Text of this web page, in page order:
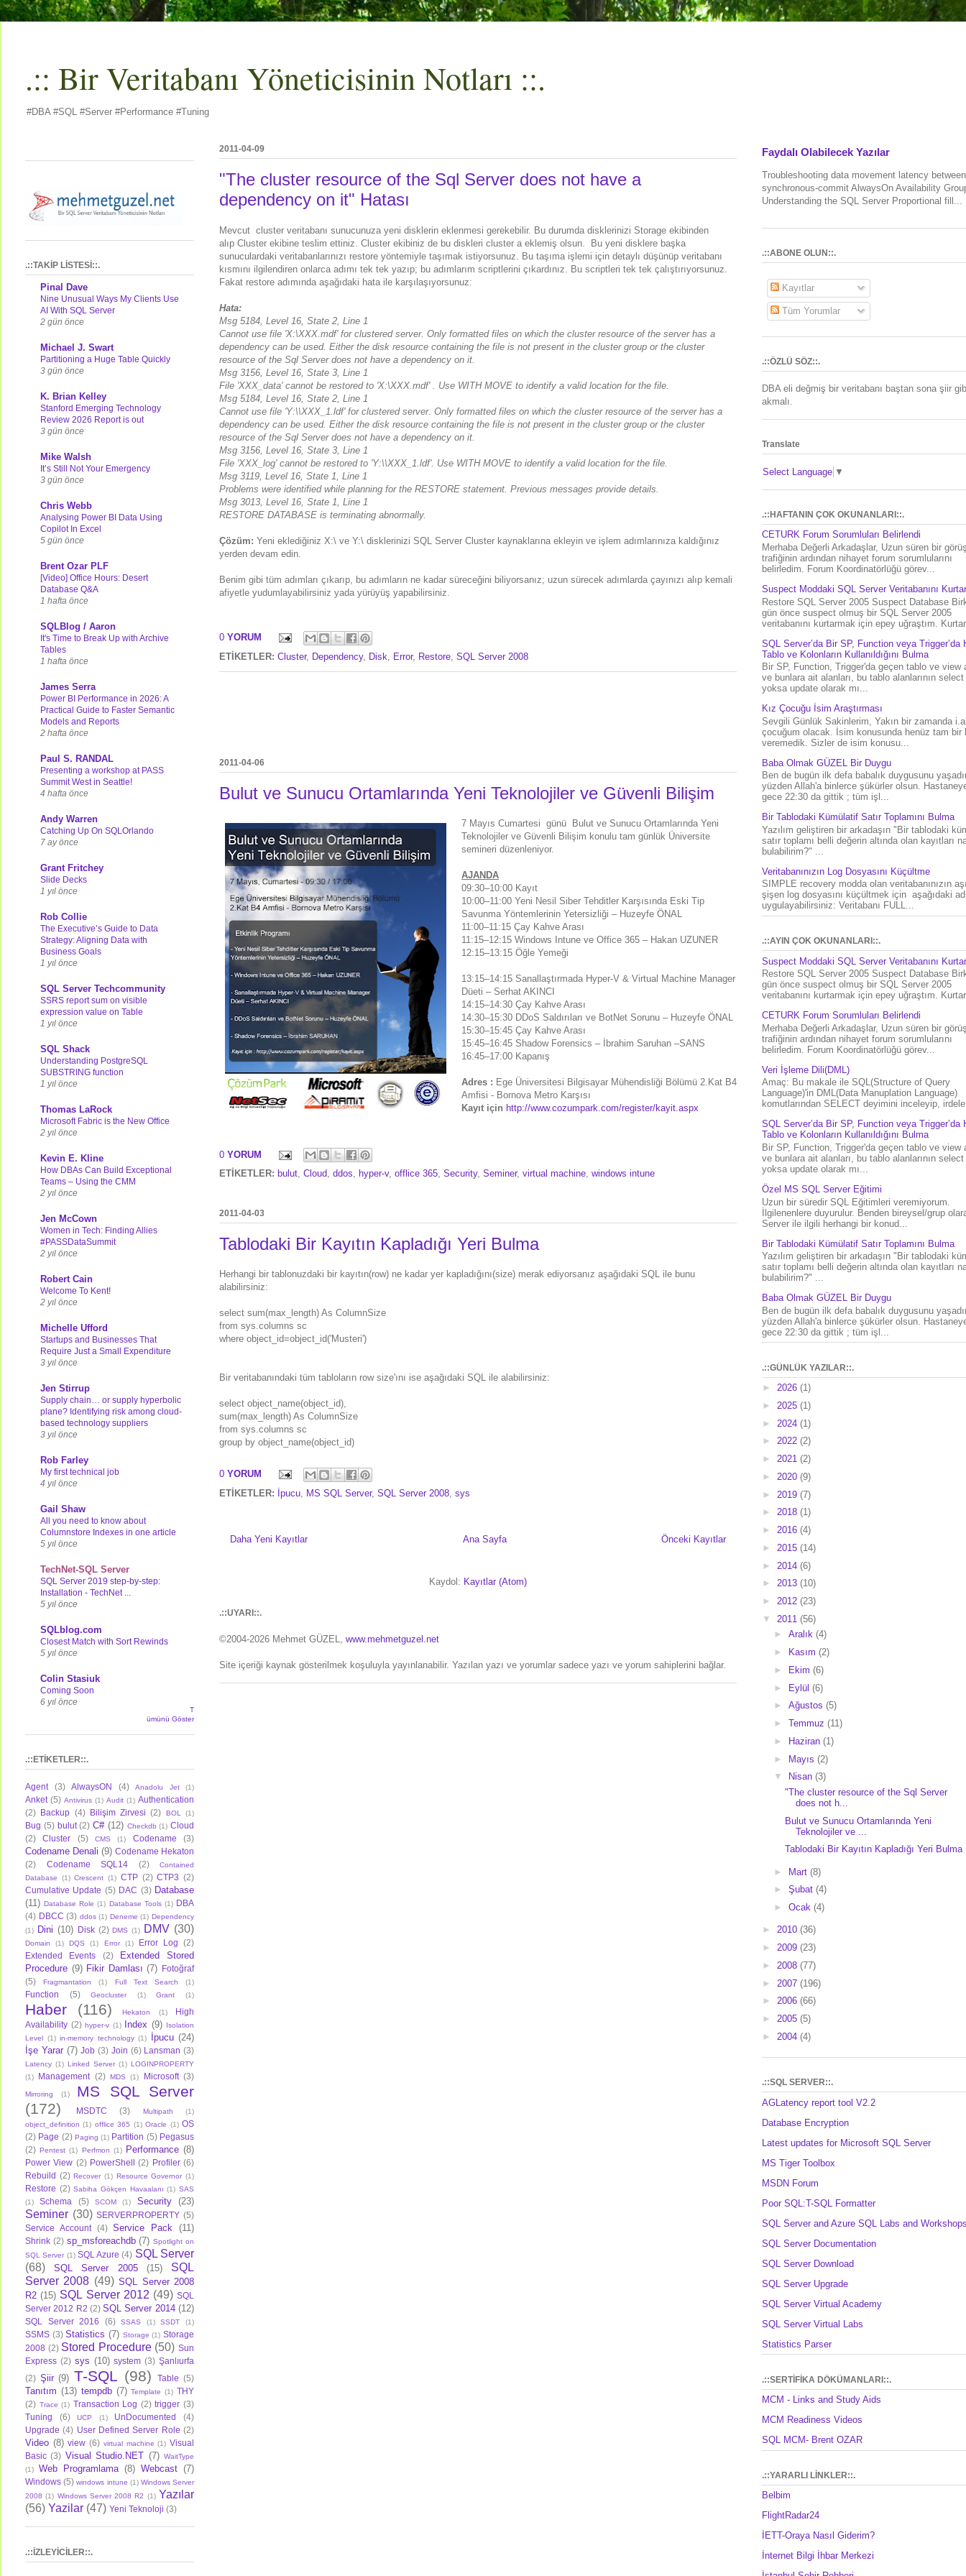
.:: Bir Veritabanı Yöneticisinin Notları ::.
#DBA #SQL #Server #Performance #Tuning
2011-04-09
"The cluster resource of the Sql Server does not have a
dependency on it" Hatası
Mevcut cluster veritabanı sunucunuza yeni disklerin eklenmesi gerekebilir. Bu durumda disklerinizi Storage ekibinden
alıp Cluster ekibine teslim ettiniz. Cluster ekibiniz de bu diskleri cluster a eklemiş olsun. Bu yeni disklere başka
sunuculardaki veritabanlarınızı restore yöntemiyle taşımak istiyorsunuz. Bu taşıma işlemi için detaylı düşünüp veritabanı
kısmını ilgilendiren onlarca adımı tek tek yazıp; bu adımlarım scriptlerini çıkardınız. Bu scriptleri tek tek çalıştırıyorsunuz.
Fakat restore adımında aşağıdaki hata ile karşılaşıyorsunuz:
Hata:
Msg 5184, Level 16, State 2, Line 1
Cannot use file 'X:\XXX.mdf' for clustered server. Only formatted files on which the cluster resource of the server has a
dependency can be used. Either the disk resource containing the file is not present in the cluster group or the cluster
resource of the Sql Server does not have a dependency on it.
Msg 3156, Level 16, State 3, Line 1
File 'XXX_data' cannot be restored to 'X:\XXX.mdf' . Use WITH MOVE to identify a valid location for the file.
Msg 5184, Level 16, State 2, Line 1
Cannot use file 'Y:\\XXX_1.ldf' for clustered server. Only formatted files on which the cluster resource of the server has a
dependency can be used. Either the disk resource containing the file is not present in the cluster group or the cluster
resource of the Sql Server does not have a dependency on it.
Msg 3156, Level 16, State 3, Line 1
File 'XXX_log' cannot be restored to 'Y:\\XXX_1.ldf'. Use WITH MOVE to identify a valid location for the file.
Msg 3119, Level 16, State 1, Line 1
Problems were identified while planning for the RESTORE statement. Previous messages provide details.
Msg 3013, Level 16, State 1, Line 1
RESTORE DATABASE is terminating abnormally.
Çözüm: Yeni eklediğiniz X:\ ve Y:\ disklerinizi SQL Server Cluster kaynaklarına ekleyin ve işlem adımlarınıza kaldığınız
yerden devam edin.
Benim gibi tüm adımları çıkarıp, bu adımların ne kadar süreceğini biliyorsanız; uzun sürecek adımlarda çayınızı alıp kemali
afiyetle yudumlayabilirsiniz yada yürüyüş yapabilirsiniz.
0 YORUM
ETİKETLER: Cluster, Dependency, Disk Error, Restore SQL Server 2008
2011-04-06
Bulut ve Sunucu Ortamlarında Yeni Teknolojiler ve Güvenli Bilişim
7 Mayıs Cumartesi günü Bulut ve Sunucu Ortamlarında Yeni
Teknolojiler ve Güvenli Bilişim konulu tam günlük Üniversite
semineri düzenleniyor.
AJANDA
09:30–10:00 Kayıt
10:00–11:00 Yeni Nesil Siber Tehditler Karşısında Eski Tip
Savunma Yöntemlerinin Yetersizliği – Huzeyfe ÖNAL
11:00–11:15 Çay Kahve Arası
11:15–12:15 Windows Intune ve Office 365 – Hakan UZUNER
12:15–13:15 Öğle Yemeği
13:15–14:15 Sanallaştırmada Hyper-V & Virtual Machine Manager
Düeti – Serhat AKINCI
14:15–14:30 Çay Kahve Arası
14:30–15:30 DDoS Saldırıları ve BotNet Sorunu – Huzeyfe ÖNAL
15:30–15:45 Çay Kahve Arası
15:45–16:45 Shadow Forensics – İbrahim Saruhan –SANS
16:45–17:00 Kapanış
Adres : Ege Üniversitesi Bilgisayar Mühendisliği Bölümü 2.Kat B4
Amfisi - Bornova Metro Karşısı
Kayıt için http://www.cozumpark.com/register/kayit.aspx
0 YORUM
ETİKETLER: bulut, Cloud, ddos, hyper-v, offlice 365, Security, Seminer, virtual machine, windows intune
2011-04-03
Tablodaki Bir Kayıtın Kapladığı Yeri Bulma
Herhangi bir tablonuzdaki bir kayıtın(row) ne kadar yer kapladığını(size) merak ediyorsanız aşağıdaki SQL ile bunu
alabilirsiniz:
select sum(max_length) As ColumnSize
from sys.columns sc
where object_id=object_id('Musteri')
Bir veritabanındaki tüm tabloların row size'ını ise aşağıdaki SQL ile alabilirsiniz:
select object_name(object_id),
sum(max_length) As ColumnSize
from sys.columns sc
group by object_name(object_id)
0 YORUM
ETİKETLER: İpucu, MS SQL Server, SQL Server 2008, sys
Daha Yeni Kayıtlar Önceki Kayıtlar
Ana Sayfa
Kaydol: Kayıtlar (Atom)
.::UYARI::.
©2004-2026 Mehmet GÜZEL, www.mehmetguzel.net
Site içeriği kaynak gösterilmek koşuluyla yayınlanabilir. Yazılan yazı ve yorumlar sadece yazı ve yorum sahiplerini bağlar.
.::TAKİP LİSTESİ::.
Pinal Dave
Nine Unusual Ways My Clients Use
AI With SQL Server
2 gün önce
Michael J. Swart
Partitioning a Huge Table Quickly
3 gün önce
K. Brian Kelley
Stanford Emerging Technology
Review 2026 Report is out
3 gün önce
Mike Walsh
It’s Still Not Your Emergency
3 gün önce
Chris Webb
Analysing Power BI Data Using
Copilot In Excel
5 gün önce
Brent Ozar PLF
[Video] Office Hours: Desert
Database Q&A
1 hafta önce
SQLBlog / Aaron
It's Time to Break Up with Archive
Tables
1 hafta önce
James Serra
Power BI Performance in 2026: A
Practical Guide to Faster Semantic
Models and Reports
2 hafta önce
Paul S. RANDAL
Presenting a workshop at PASS
Summit West in Seattle!
4 hafta önce
Andy Warren
Catching Up On SQLOrlando
7 ay önce
Grant Fritchey
Slide Decks
1 yıl önce
Rob Collie
The Executive’s Guide to Data
Strategy: Aligning Data with
Business Goals
1 yıl önce
SQL Server Techcommunity
SSRS report sum on visible
expression value on Table
1 yıl önce
SQL Shack
Understanding PostgreSQL
SUBSTRING function
1 yıl önce
Thomas LaRock
Microsoft Fabric is the New Office
2 yıl önce
Kevin E. Kline
How DBAs Can Build Exceptional
Teams – Using the CMM
2 yıl önce
Jen McCown
Women in Tech: Finding Allies
#PASSDataSummit
2 yıl önce
Robert Cain
Welcome To Kent!
2 yıl önce
Michelle Ufford
Startups and Businesses That
Require Just a Small Expenditure
3 yıl önce
Jen Stirrup
Supply chain… or supply hyperbolic
plane? Identifying risk among cloud-
based technology suppliers
3 yıl önce
Rob Farley
My first technical job
4 yıl önce
Gail Shaw
All you need to know about
Columnstore Indexes in one article
5 yıl önce
TechNet-SQL Server
SQL Server 2019 step-by-step:
Installation - TechNet ...
5 yıl önce
SQLblog.com
Closest Match with Sort Rewinds
5 yıl önce
Colin Stasiuk
Coming Soon
6 yıl önce
T
ümünü Göster
.::ETİKETLER::.
Agent (3) AlwaysON (4) Anadolu Jet (1)
Anket (5) Antivirus (1) Audit (1) Authentication
(2)
Backup (4) Bilişim Zirvesi (2) BOL (1)
Bug (5) bulut (2) C# (12) Checkdb (1) Cloud
(2)
Cluster (5) CMS (1) Codename (3)
Codename Denali (9) Codename Hekaton
(2)
Codename SQL14 (2)
Contained
Database
(1) Crescent (1) CTP (2) CTP3 (2)
Cumulative Update (5) DAC (3) Database
(11) Database Role (1) Database Tools (1) DBA
(4) DBCC (3) ddos (1) Deneme (1) Dependency
(1)
Dini (10) Disk (2) DMS (1) DMV (30)
Domain (1) DQS (1) Error (1) Error Log
(2)
Extended Events
(2)
Extended Stored
Procedure (9) Fikir Damlası (7)
Fotoğraf
(5)
Fragmantation (1) Full Text Search (1)
Function (5) Geocluster (1) Grant (1)
Haber (116) Hekaton (1)
High
Availability (2) hyper-v (1) Index (9)
Isolation
Level
(1) in-memory technology (1) İpucu (24)
İşe Yarar (7) Job (3) Join (6) Lansman (3)
Latency (1) Linked Server (1) LOGINPROPERTY
(1)
Management (2) MDS (1) Microsoft (3)
Mirroring (1)
MS SQL Server
(172)
MSDTC (3) Multipath
(1)
object_definition (1) offlice 365 (1) Oracle (1) OS
(2) Page (2) Paging (1) Partition (5) Pegasus
(2) Pentest (1) Perfmon (1) Performance (8)
Power View (2) PowerShell (2) Profiler (6)
Rebuild (2) Recover (1) Resource Governor (1)
Restore (2) Sabiha Gökçen Havaalanı (1) SAS
(1)
Schema (5) SCOM (1) Security (23)
Seminer (30) SERVERPROPERTY (5)
Service Account
(4) Service Pack (11)
Shrink (2) sp_msforeachdb (7) Spotlight on
SQL Server (1) SQL Azure (4) SQL Server
(68)
SQL Server 2005 (15)
SQL
Server 2008 (49) SQL Server 2008
R2 (15) SQL Server 2012 (49) SQL
Server 2012 R2 (2) SQL Server 2014 (12)
SQL Server 2016 (6) SSAS (1) SSDT (1)
SSMS (3) Statistics (7) Storage (1) Storage
2008 (2) Stored Procedure (50) Sun
Express (2) sys (10) system (3) Şanlıurfa
(2) Şiir (9) T-SQL (98) Table (5)
Tanıtım (13) tempdb (7) Template (1) THY
(2) Trace (1) Transaction Log (2) trigger (3)
Tuning
(6) UCP (1) UnDocumented
(4)
Upgrade (4) User Defined Server Role (2)
Video (8) view (6) virtual machine (1) Visual
Basic (3) Visual Studio.NET (7) WaitType
(1)
Web Programlama (8) Webcast (7)
Windows (5) windows intune (1) Windows Server
2008 (1) Windows Server 2008 R2 (1) Yazılar
(56) Yazilar (47) Yeni Teknoloji (3)
.::İZLEYİCİLER::.
Faydalı Olabilecek Yazılar
Troubleshooting data movement latency between
synchronous-commit AlwaysOn Availability
Understanding the SQL Server Proportional fill...
.::ABONE OLUN::.
Kayıtlar
Tüm Yorumlar
.::ÖZLÜ SÖZ::.
DBA eli değmiş bir veritabanı baştan sona şiir
akmalı.
Translate
Select Language ▼
.::HAFTANIN ÇOK OKUNANLARI::.
CETURK Forum Sorumluları Belirlendi
Merhaba Değerli Arkadaşlar, Uzun süren bir
trafiğinin ardından nihayet forum sorumlularını
belirledim. Forum Koordinatörlüğü görev...
Suspect Moddaki SQL Server Veritabanını
Restore SQL Server 2005 Suspect Database
gün önce suspect olmuş bir SQL Server 2005
veritabanını kurtarmak için epey uğraştım.
SQL Server’da Bir SP, Function veya Trigger’da
Tablo ve Kolonların Kullanıldığını Bulma
Bir SP, Function, Trigger'da geçen tablo ve view
ve bunlara ait alanları, bu tablo alanlarının
yoksa update olarak mı...
Kız Çocuğu İsim Araştırması
Sevgili Günlük Sakinlerim, Yakın bir zamanda
çocuğum olacak. İsim konusunda henüz tam bir
veremedik. Sizler de isim konusu...
Baba Olmak GÜZEL Bir Duygu
Ben de bugün ilk defa babalık duygusunu
yüzden Allah'a binlerce şükürler olsun.
gece 22:30 da gittik ; tüm işl...
Bir Tablodaki Kümülatif Satır Toplamını Bulma
Yazılım geliştiren bir arkadaşın "Bir tablodaki
satır toplamı belli değerin altında olan kayıtları
bulabilirim?" ...
Veritabanınızın Log Dosyasını Küçültme
SIMPLE recovery modda olan veritabanınızın
şişen log dosyasını küçültmek için aşağıdaki
uygulayabilirsiniz: Veritabanı FULL...
.::AYIN ÇOK OKUNANLARI::.
Suspect Moddaki SQL Server Veritabanını
Restore SQL Server 2005 Suspect Database
gün önce suspect olmuş bir SQL Server 2005
veritabanını kurtarmak için epey uğraştım.
CETURK Forum Sorumluları Belirlendi
Merhaba Değerli Arkadaşlar, Uzun süren bir
trafiğinin ardından nihayet forum sorumlularını
belirledim. Forum Koordinatörlüğü görev...
Veri İşleme Dili(DML)
Amaç: Bu makale ile SQL(Structure of Query
Language)'in DML(Data Manuplation Language)
komutlarından SELECT deyimini inceleyip,
SQL Server’da Bir SP, Function veya Trigger’da
Tablo ve Kolonların Kullanıldığını Bulma
Bir SP, Function, Trigger'da geçen tablo ve view
ve bunlara ait alanları, bu tablo alanlarının
yoksa update olarak mı...
Özel MS SQL Server Eğitimi
Uzun bir süredir SQL Eğitimleri veremiyorum.
İlgilenenlere duyurulur. Benden bireysel/grup
Server ile ilgili herhangi bir konud...
Bir Tablodaki Kümülatif Satır Toplamını Bulma
Yazılım geliştiren bir arkadaşın "Bir tablodaki
satır toplamı belli değerin altında olan kayıtları
bulabilirim?" ...
Baba Olmak GÜZEL Bir Duygu
Ben de bugün ilk defa babalık duygusunu
yüzden Allah'a binlerce şükürler olsun.
gece 22:30 da gittik ; tüm işl...
.::GÜNLÜK YAZILAR::.
► 2026 (1)
► 2025 (1)
► 2024 (1)
► 2022 (2)
► 2021 (2)
► 2020 (9)
► 2019 (7)
► 2018 (1)
► 2016 (4)
► 2015 (14)
► 2014 (6)
► 2013 (10)
► 2012 (23)
▼ 2011 (56)
► Aralık (4)
►
Kasım (2)
►
Ekim (6)
► Eylül (6)
► Ağustos (5)
► Temmuz (11)
►
Haziran (1)
► Mayıs (2)
▼
Nisan (3)
"The cluster resource of the Sql Server
does not h...
Bulut ve Sunucu Ortamlarında Yeni
Teknolojiler ve ...
Tablodaki Bir Kayıtın Kapladığı Yeri Bulma
► Mart (8)
► Şubat (4)
► Ocak (4)
► 2010 (36)
► 2009 (23)
► 2008 (77)
► 2007 (196)
► 2006 (66)
► 2005 (5)
► 2004 (4)
.::SQL SERVER::.
AGLatency report tool V2.2
Database Encryption
Latest updates for Microsoft SQL Server
MS Tiger Toolbox
MSDN Forum
Poor SQL:T-SQL Formatter
SQL Server and Azure SQL Labs and
SQL Server Documentation
SQL Server Download
SQL Server Upgrade
SQL Server Virtual Academy
SQL Server Virtual Labs
Statistics Parser
.::SERTİFİKA DÖKÜMANLARI::.
MCM - Links and Study Aids
MCM Readiness Videos
SQL MCM- Brent OZAR
.::YARARLI LİNKLER::.
Belbim
FlightRadar24
İETT-Oraya Nasıl Giderim?
İnternet Bilgi İhbar Merkezi